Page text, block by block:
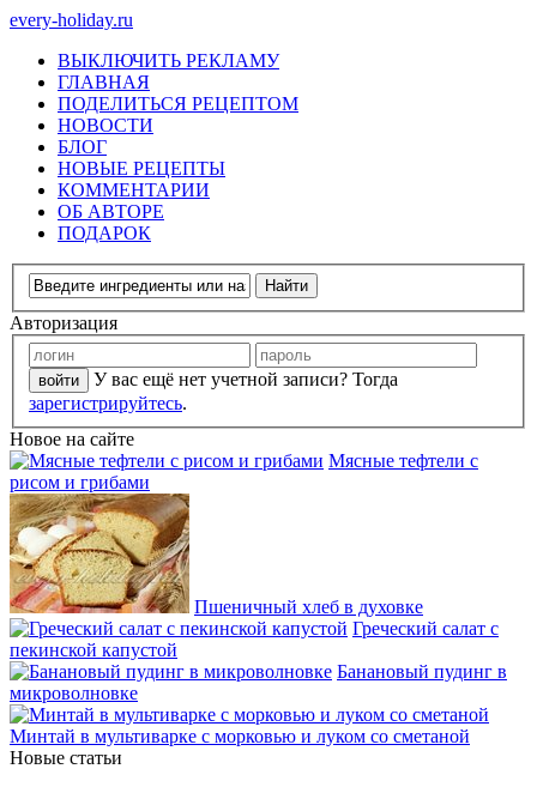
every-holiday.ru
ВЫКЛЮЧИТЬ РЕКЛАМУ
ГЛАВНАЯ
ПОДЕЛИТЬСЯ РЕЦЕПТОМ
НОВОСТИ
БЛОГ
НОВЫЕ РЕЦЕПТЫ
КОММЕНТАРИИ
ОБ АВТОРЕ
ПОДАРОК
Авторизация
У вас ещё нет учетной записи? Тогда
зарегистрируйтесь.
Новое на сайте
Мясные тефтели с
рисом и грибами
Пшеничный хлеб в духовке
Греческий салат с
пекинской капустой
Банановый пудинг в
микроволновке
Минтай в мультиварке с морковью и луком со сметаной
Новые статьи